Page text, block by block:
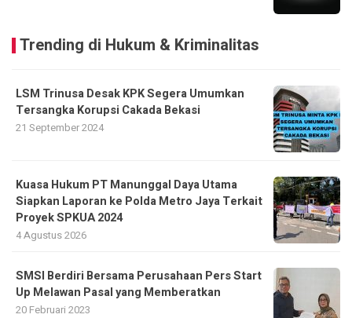
Trending di Hukum & Kriminalitas
LSM Trinusa Desak KPK Segera Umumkan
Tersangka Korupsi Cakada Bekasi
21 September 2024
Kuasa Hukum PT Manunggal Daya Utama
Siapkan Laporan ke Polda Metro Jaya Terkait
Proyek SPKUA 2024
4 Agustus 2026
SMSI Berdiri Bersama Perusahaan Pers Start
Up Melawan Pasal yang Memberatkan
20 Februari 2023